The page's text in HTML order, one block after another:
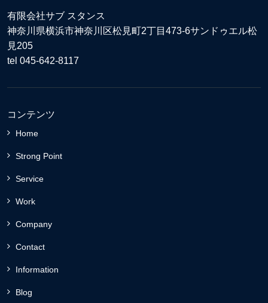
有限会社サブ スタンス
神奈川県横浜市神奈川区松見町2丁目473-6サンドゥエル松
見205
tel 045-642-8117
コンテンツ
Home
Strong Point
Service
Work
Company
Contact
Information
Blog